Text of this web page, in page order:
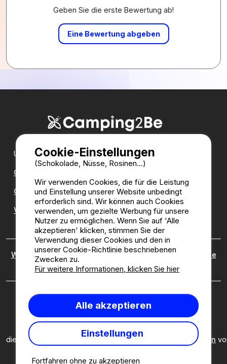
Geben Sie die erste Bewertung ab!
Eine Bewertung abgeben
Unsere Partner:
CampingDirect
CampingStreetView
Verzeichnis der Campingplätze
Wer sind wir? |Rechtliche Hinweise|Cookies
Richtlinie
zu kundenbewertungen
Camping2be.com ©2026 Camping2Be, alle Rechte
vorbehalten. Alle Medien und Bilder sind Eigentum ihrer
jeweiligen Besitzer.
Diese Seite ist durch reCAPTCHA geschützt; es gelten
die
DatenschutzbestimmungenundNutzungsbedingungen
Fortfahren ohne zu akzeptieren
Cookie-Einstellungen
(Schokolade, Nüsse, Rosinen...)
Wir verwenden Cookies, die für die Leistung
und Einstellung unserer Website unbedingt
erforderlich sind. Wir können auch Cookies
verwenden, um gezielte Werbung für unsere
Nutzer zu ermöglichen. Wenn Sie auf 'Alle
akzeptieren' klicken, stimmen Sie der
Verwendung dieser Cookies und den in
unserer Cookie-Richtlinie beschriebenen
Zwecken zu.
Für weitere Informationen, klicken Sie hier
Alle akzeptieren
Einstellungen